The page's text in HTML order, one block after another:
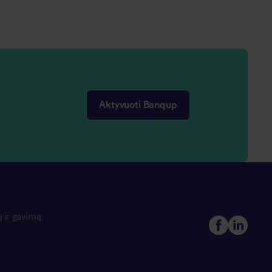
Aktyvuoti Banqup
gavimą,